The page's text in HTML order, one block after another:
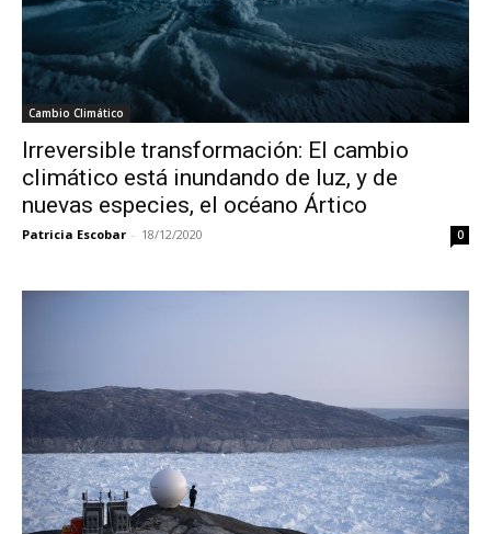
Cambio Climático
Irreversible transformación: El cambio
climático está inundando de luz, y de
nuevas especies, el océano Ártico
Patricia Escobar - 18/12/2020 0